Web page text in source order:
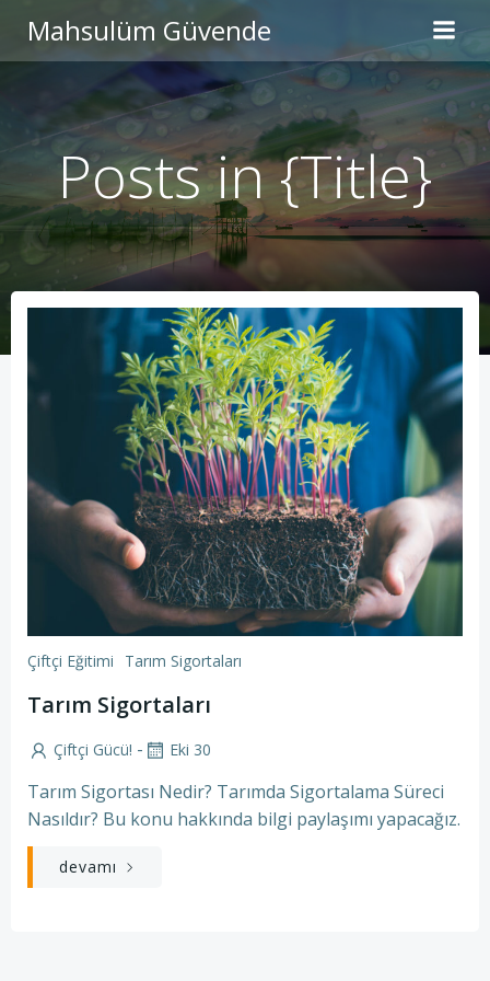
İçeriğe
geç
Mahsulüm Güvende
Posts in {Title}
Çiftçi Eğitimi Tarım Sigortaları
Tarım Sigortaları
Çiftçi Gücü! - Eki 30
Tarım Sigortası Nedir? Tarımda Sigortalama Süreci
Nasıldır? Bu konu hakkında bilgi paylaşımı yapacağız.
devamı